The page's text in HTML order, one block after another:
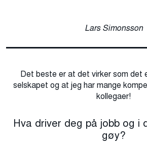
Lars Simonsson
Det beste er at det virker som det
selskapet og at jeg har mange
kollegaer!
Hva driver deg på jobb og i
gøy?